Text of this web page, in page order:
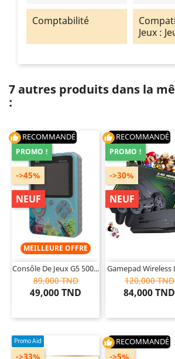
Comptabilité
Jeux :
7 autres produits dans la
:
thumb_up RECOMMANDÉ
MEILLEURE OFFRE
Consôle De Jeux G5 500...
89,000 TND
49,000 TND
->45%
PROMO !
NEUF
thumb_up RECOMMANDÉ
Gamepad Wireless
120,000 TND
84,000 TND
PROMO !
->30%
NEUF
Promo Aid
->33%
thumb_up RECOMMANDÉ
->5%